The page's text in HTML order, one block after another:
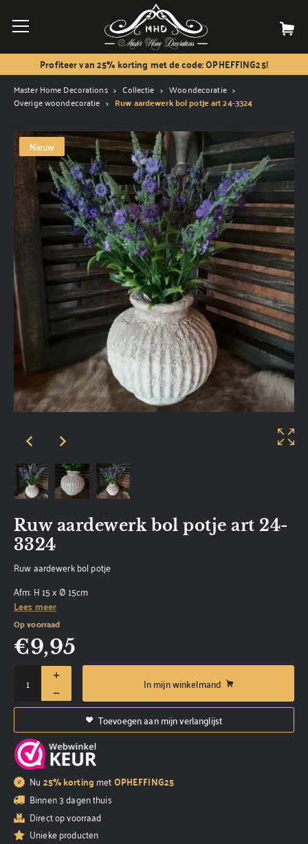
Profiteer van 25% korting met de code: OPHEFFING25!
Master Home Decorations Collectie
Woondecoratie
Overige woondecoratie
Ruw aardewerk bol potje art 24-3324
Nieuw
Ruw aardewerk bol potje art 24-
3324
Ruw aardewerk bol potje
Afm: H 15 x Ø 15cm
Lees meer
Op voorraad
€9,95
In mijn winkelmand
Toevoegen aan mijn verlanglijst
Nu 25% korting metOPHEFFING25
Binnen 3 dagen thuis
Direct op voorraad
Unieke producten